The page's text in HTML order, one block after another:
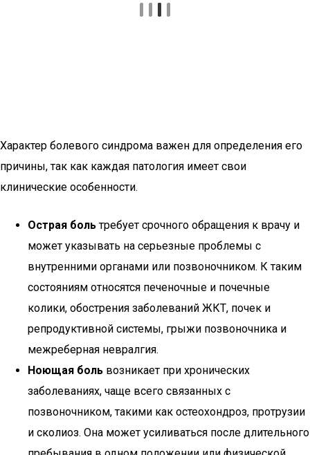
Характер болевого синдрома важен для определения его
причины, так как каждая патология имеет свои
клинические особенности.
Острая больтребует срочного обращения к врачу и
может указывать на серьезные проблемы с
внутренними органами или позвоночником. К таким
состояниям относятся печеночные и почечные
колики, обострения заболеваний ЖКТ, почек и
репродуктивной системы, грыжи позвоночника и
межреберная невралгия.
Ноющая боль возникает при хронических
заболеваниях, чаще всего связанных с
позвоночником, такими как остеохондроз, протрузии
и сколиоз. Она может усиливаться после длительного